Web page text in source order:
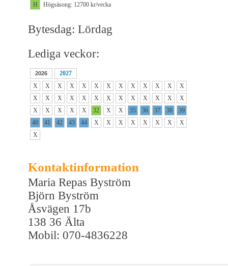
H
Högsäsong: 12700 kr/vecka
Bytesdag: Lördag
Lediga veckor:
2026
2027
X
X X X X X X X X X X X
X
X
X X X X X X X X X X X
X
X
X X X X 32 X X 35 36 37 38
39
40
41 42 43 44 X X X X X X X
X
X
Kontaktinformation
Maria Repas Byström
Björn Byström
Åsvägen 17b
138 36 Älta
Mobil: 070-4836228